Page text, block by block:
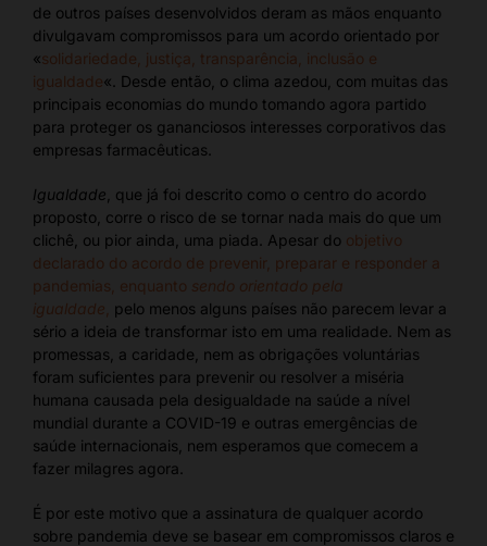
de outros países desenvolvidos deram as mãos enquanto
divulgavam compromissos para um acordo orientado por
«solidariedade, justiça, transparência, inclusão e
igualdade«. Desde então, o clima azedou, com muitas das
principais economias do mundo tomando agora partido
para proteger os gananciosos interesses corporativos das
empresas farmacêuticas.
Igualdade , que já foi descrito como o centro do acordo
proposto, corre o risco de se tornar nada mais do que um
clichê, ou pior ainda, uma piada. Apesar do objetivo
declarado do acordo de prevenir, preparar e responder a
pandemias, enquanto sendo orientado pela
igualdade pelo menos alguns países não parecem levar a
sério a ideia de transformar isto em uma realidade. Nem as
promessas, a caridade, nem as obrigações voluntárias
foram suficientes para prevenir ou resolver a miséria
humana causada pela desigualdade na saúde a nível
mundial durante a COVID-19 e outras emergências de
saúde internacionais, nem esperamos que comecem a
fazer milagres agora.
É por este motivo que a assinatura de qualquer acordo
sobre pandemia deve se basear em compromissos claros e